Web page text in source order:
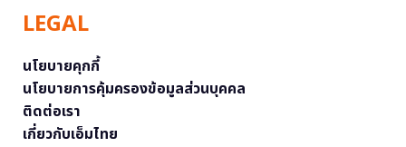
LEGAL
นโยบายคุกกี้
นโยบายการคุ้มครองข้อมูลส่วนบุคคล
ติดต่อเรา
เกี่ยวกับเอ็มไทย